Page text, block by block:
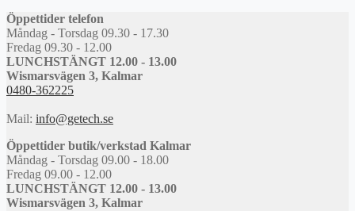
Öppettider telefon
Måndag - Torsdag 09.30 - 17.30
Fredag 09.30 - 12.00
LUNCHSTÄNGT 12.00 - 13.00
Wismarsvägen 3, Kalmar
0480-362225
Mail: info@getech.se
Öppettider butik/verkstad Kalmar
Måndag - Torsdag 09.00 - 18.00
Fredag 09.00 - 12.00
LUNCHSTÄNGT 12.00 - 13.00
Wismarsvägen 3, Kalmar